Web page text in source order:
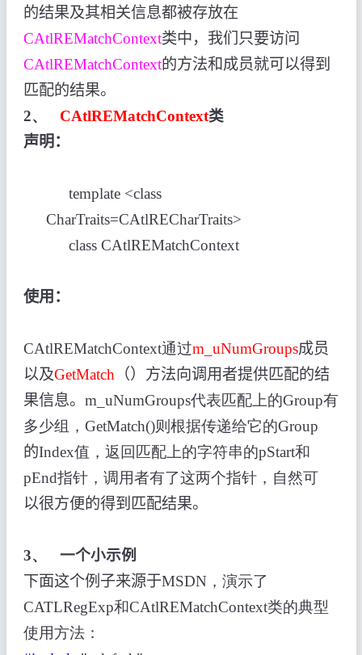
的结果及其相关信息都被存放在
CAtlREMatchContext类中，我们只要访问
CAtlREMatchContext的方法和成员就可以得到
匹配的结果。
2、
CAtlREMatchContext类
声明：
template <class
CharTraits=CAtlRECharTraits>
class CAtlREMatchContext
使用：
CAtlREMatchContext通过m_uNumGroups成员
以及GetMatch （）方法向调用者提供匹配的结
果信息。 m_uNumGroups代表匹配上的Group有
多少组，GetMatch()则根据传递给它的Group
的Index值，返回匹配上的字符串的pStart和
pEnd指针，调用者有了这两个指针，自然可
以很方便的得到匹配结果。
3、
一个小示例
下面这个例子来源于MSDN，演示了
CATLRegExp和CAtlREMatchContext类的典型
使用方法：